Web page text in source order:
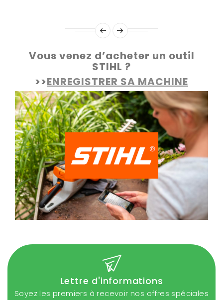
Vous venez d’acheter un outil
STIHL ?
>>ENREGISTRER SA MACHINE
Lettre d'informations
Soyez les premiers à recevoir nos offres spéciales